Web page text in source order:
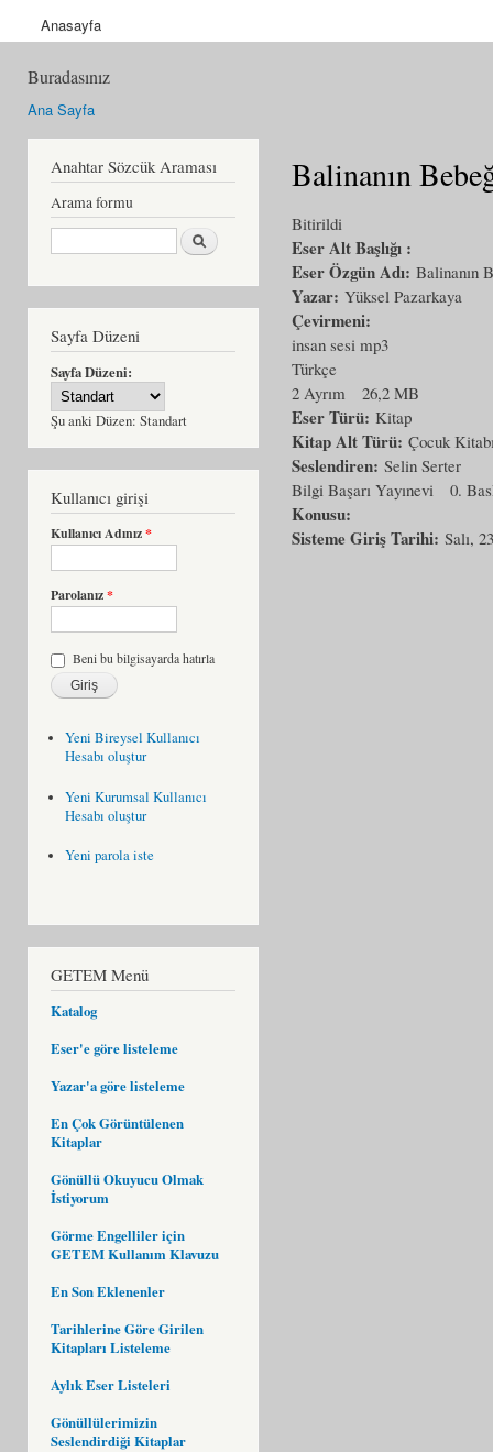
Anasayfa
Buradasınız
Ana Sayfa
Anahtar Sözcük Araması
Arama formu
Ara
Sayfa Düzeni
Sayfa Düzeni:
Şu anki Düzen: Standart
Kullanıcı girişi
Kullanıcı Adınız*
Parolanız*
Beni bu bilgisayarda hatırla
Yeni Bireysel Kullanıcı
Hesabı oluştur
Yeni Kurumsal Kullanıcı
Hesabı oluştur
Yeni parola iste
GETEM Menü
Katalog
Eser'e göre listeleme
Yazar'a göre listeleme
En Çok Görüntülenen
Kitaplar
Gönüllü Okuyucu Olmak
İstiyorum
Görme Engelliler için
GETEM Kullanım Klavuzu
En Son Eklenenler
Tarihlerine Göre Girilen
Kitapları Listeleme
Aylık Eser Listeleri
Gönüllülerimizin
Seslendirdiği Kitaplar
Balinanın
Bitirildi
Eser Alt Başlığı :
Eser Özgün Adı: Balinanın
Yazar: Yüksel Pazarkaya
Çevirmeni:
insan sesi mp3
Türkçe
2 Ayrım
26,2 MB
Eser Türü: Kitap
Kitap Alt Türü: Çocuk
Seslendiren: Selin Serter
Bilgi Başarı Yayınevi
0.
Konusu:
Sisteme Giriş Tarihi: Salı,